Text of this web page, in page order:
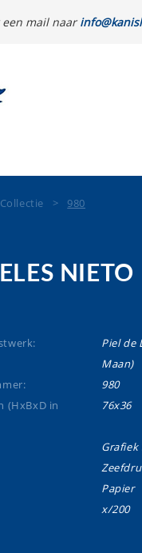
mail naar
Collectie > 980
NIETO
Piel de
Maan)
980
(HxBxD in
76x36
Papier
x/200